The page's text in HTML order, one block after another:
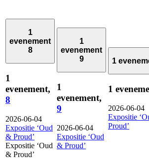
1
evenement
8
1
evenement,
8
2026-06-04
Expositie ‘Oud
& Proud’
Expositie ‘Oud
& Proud’
1
evenement
9
1
evenement,
9
2026-06-04
Expositie ‘Oud
& Proud’
1
1
2026-06-04
Expositie
Proud’